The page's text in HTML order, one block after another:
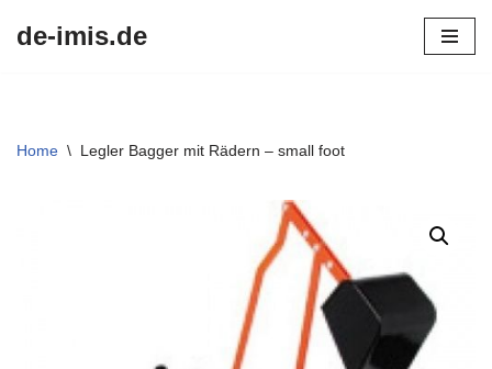
de-imis.de
Home \ Legler Bagger mit Rädern – small foot